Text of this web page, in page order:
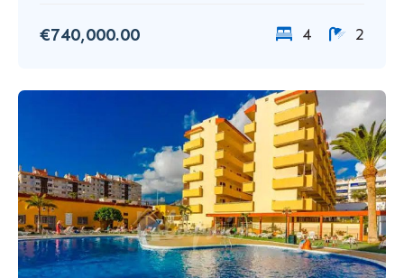
€740,000.00 4 2